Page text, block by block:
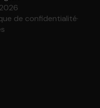
de confidentialité·